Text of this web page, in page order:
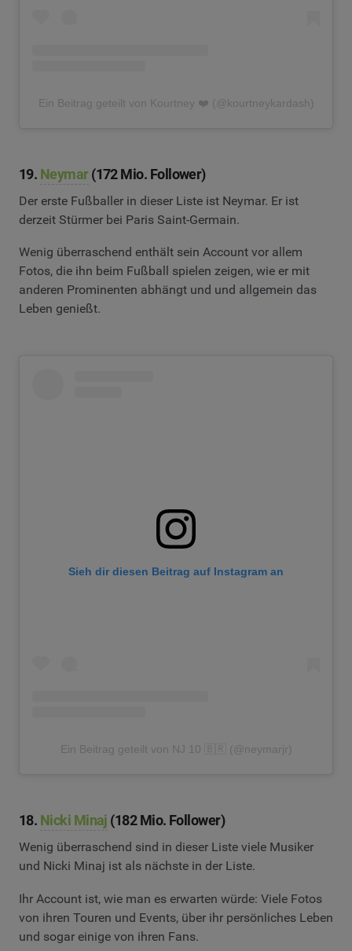
Ein Beitrag geteilt von Kourtney ❤️ (@kourtneykardash)
19. Neymar(172 Mio. Follower)
Der erste Fußballer in dieser Liste ist Neymar. Er ist
derzeit Stürmer bei Paris Saint-Germain.
Wenig überraschend enthält sein Account vor allem
Fotos, die ihn beim Fußball spielen zeigen, wie er mit
anderen Prominenten abhängt und und allgemein das
Leben genießt.
Sieh dir diesen Beitrag auf Instagram an
Ein Beitrag geteilt von NJ 10 🇧🇷 (@neymarjr)
18. Nicki Minaj (182 Mio. Follower)
Wenig überraschend sind in dieser Liste viele Musiker
und Nicki Minaj ist als nächste in der Liste.
Ihr Account ist, wie man es erwarten würde: Viele Fotos
von ihren Touren und Events, über ihr persönliches Leben
und sogar einige von ihren Fans.